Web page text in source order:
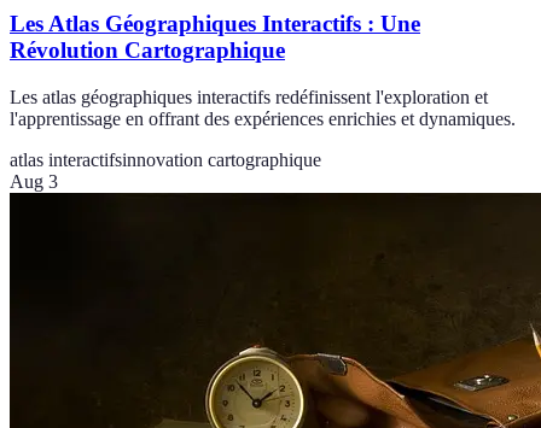
Les Atlas Géographiques Interactifs : Une
Révolution Cartographique
Les atlas géographiques interactifs redéfinissent l'exploration et
l'apprentissage en offrant des expériences enrichies et dynamiques.
atlas interactifsinnovation cartographique
Aug 3